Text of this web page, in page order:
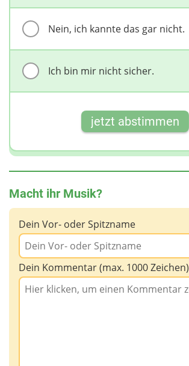
Nein, ich kannte das gar nicht.
Ich bin mir nicht sicher.
jetzt abstimmen
Macht ihr Musik?
Dein Vor- oder Spitzname
Dein Kommentar (max. 1000 Zeichen)